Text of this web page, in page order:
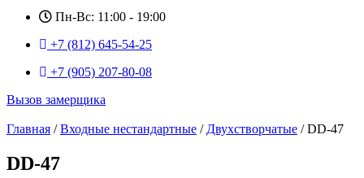
Пн-Вс: 11:00 - 19:00
+7 (812) 645-54-25
+7 (905) 207-80-08
Вызов замерщика
Главная /Входные нестандартные / Двухстворчатые / DD-47
DD-47